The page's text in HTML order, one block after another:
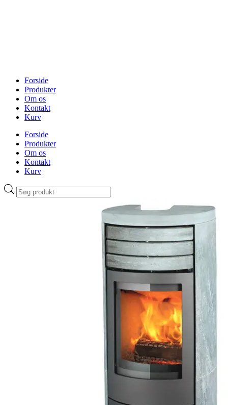
Forside
Produkter
Om os
Kontakt
Kurv
Forside
Produkter
Om os
Kontakt
Kurv
Products
search